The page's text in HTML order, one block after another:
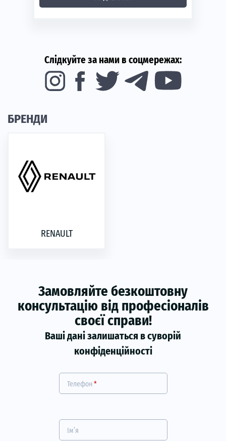
Слідкуйте за нами в соцмережах:
БРЕНДИ
RENAULT
Замовляйте безкоштовну
консультацію від професіоналів
своєї справи!
Ваші дані залишаться в суворій
конфіденційності
Телефон*
Ім’я